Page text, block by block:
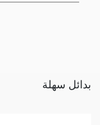
بدائل سهلة